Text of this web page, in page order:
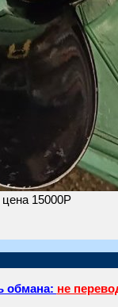
15000Р
обмана: не